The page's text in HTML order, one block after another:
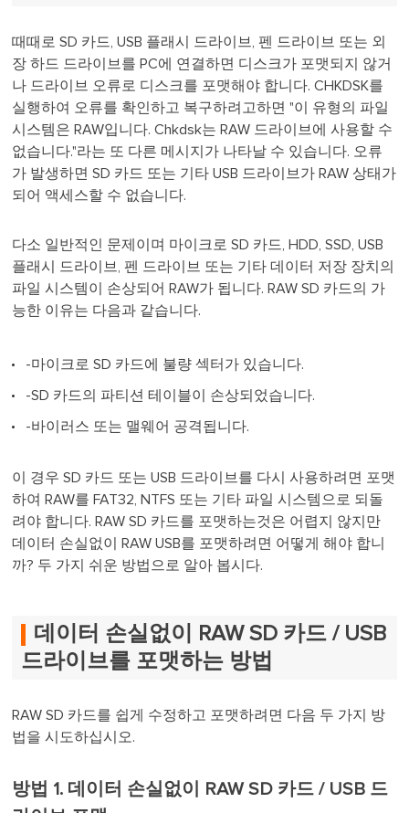
때때로 SD 카드, USB 플래시 드라이브, 펜 드라이브 또는 외
장 하드 드라이브를 PC에 연결하면 디스크가 포맷되지 않거
나 드라이브 오류로 디스크를 포맷해야 합니다. CHKDSK를
실행하여 오류를 확인하고 복구하려고하면 "이 유형의 파일
시스템은 RAW입니다. Chkdsk는 RAW 드라이브에 사용할 수
없습니다."라는 또 다른 메시지가 나타날 수 있습니다. 오류
가 발생하면 SD 카드 또는 기타 USB 드라이브가 RAW 상태가
되어 액세스할 수 없습니다.
다소 일반적인 문제이며 마이크로 SD 카드, HDD, SSD, USB
플래시 드라이브, 펜 드라이브 또는 기타 데이터 저장 장치의
파일 시스템이 손상되어 RAW가 됩니다. RAW SD 카드의 가
능한 이유는 다음과 같습니다.
-마이크로 SD 카드에 불량 섹터가 있습니다.
-SD 카드의 파티션 테이블이 손상되었습니다.
-바이러스 또는 맬웨어 공격됩니다.
이 경우 SD 카드 또는 USB 드라이브를 다시 사용하려면 포맷
하여 RAW를 FAT32, NTFS 또는 기타 파일 시스템으로 되돌
려야 합니다. RAW SD 카드를 포맷하는것은 어렵지 않지만
데이터 손실없이 RAW USB를 포맷하려면 어떻게 해야 합니
까? 두 가지 쉬운 방법으로 알아 봅시다.
데이터 손실없이 RAW SD 카드 / USB
드라이브를 포맷하는 방법
RAW SD 카드를 쉽게 수정하고 포맷하려면 다음 두 가지 방
법을 시도하십시오.
방법 1. 데이터 손실없이 RAW SD 카드 / USB 드